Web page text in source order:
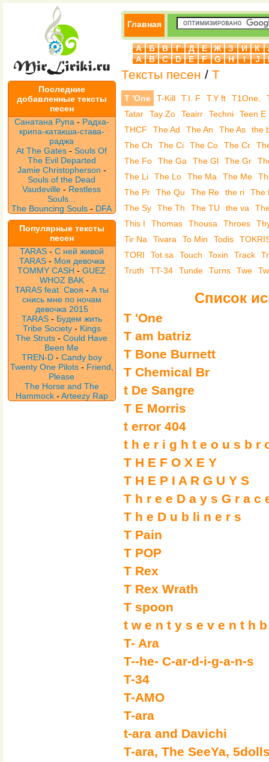
Последние
добавленные тексты
песен
Санатана Рупа - Радха-
крипа-катакша-става-
раджа
At The Gates -Souls Of
The Evil Departed
Jamie Christopherson -
Souls of the Dead
Vaudeville- Restless
Souls...
The Bouncing Souls - DFA
Популярные тексты
песен
TARAS - С ней живой
TARAS - Моя девочка
TOMMY CASH -GUEZ
WHOZ BAK
TARAS feat. Своя - А ты
снись мне по ночам
девочка 2015
TARAS - Будем жить
Tribe Society - Kings
The Struts -Could Have
Been Me
TREN-D - Candy boy
Twenty One Pilots - Friend,
Please
The Horse and The
Hammock - Arteezy Rap
Главная
А Б В Г Д Е Ж З И К
A
B C D E F G H I J
Тексты песен / T
T 'One T-Kill T.I. F T.Y ft T1One,
Tatar
Tay Zo Teairr Techni
Teen E
THCF
The Ad The An The As
the
The Ch
The Ci The Co The Cr
The Fo
The Ga The Gl The Gr
The Li
The Lo The Ma The Me
The Pr
The Qu The Re the ri
The
The Sy
The Th The TU the va
This I
Thomas Thousa Throes
Tir Na
Tivara To Min Todis
TORI
Tot sa Touch Toxin Track
Truth
TT-34 Tunde Turns Twe
Список
T 'One
T am batriz
T Bone Burnett
T Chemical Br
t De Sangre
T E Morris
t error 404
t h e r i g h t e o u s b r
T H E F O X E Y
T H E P I A R G U Y S
T h r e e D a y s G r a c
T h е D u b li n е r s
T Pain
T POP
T Rex
T Rex Wrath
T spoon
t w e n t y s e v e n t h
T- Ara
T--he- C-ar-d-i-g-a-n-s
T-34
T-AMO
T-ara
t-ara and Davichi
T-ara, The SeeYa,